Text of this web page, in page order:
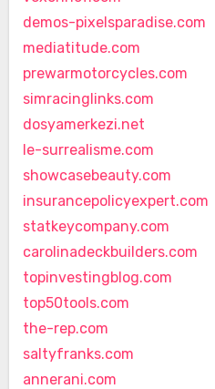
demos-pixelsparadise.com
mediatitude.com
prewarmotorcycles.com
simracinglinks.com
dosyamerkezi.net
le-surrealisme.com
showcasebeauty.com
insurancepolicyexpert.com
statkeycompany.com
carolinadeckbuilders.com
topinvestingblog.com
top50tools.com
the-rep.com
saltyfranks.com
annerani.com